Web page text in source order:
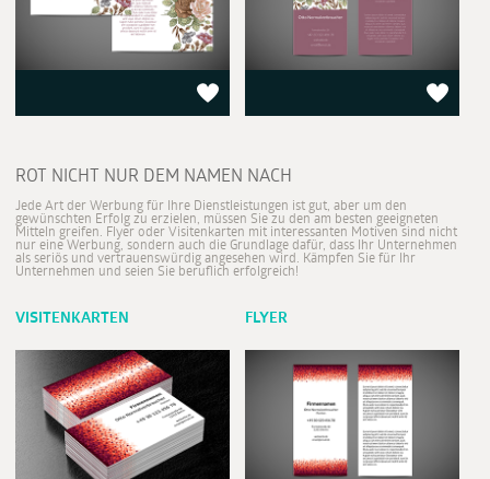
ROT NICHT NUR DEM NAMEN NACH
Jede Art der Werbung für Ihre Dienstleistungen ist gut, aber um den
gewünschten Erfolg zu erzielen, müssen Sie zu den am besten geeigneten
Mitteln greifen. Flyer oder Visitenkarten mit interessanten Motiven sind nicht
nur eine Werbung, sondern auch die Grundlage dafür, dass Ihr Unternehmen
als seriös und vertrauenswürdig angesehen wird. Kämpfen Sie für Ihr
Unternehmen und seien Sie beruflich erfolgreich!
VISITENKARTEN FLYER